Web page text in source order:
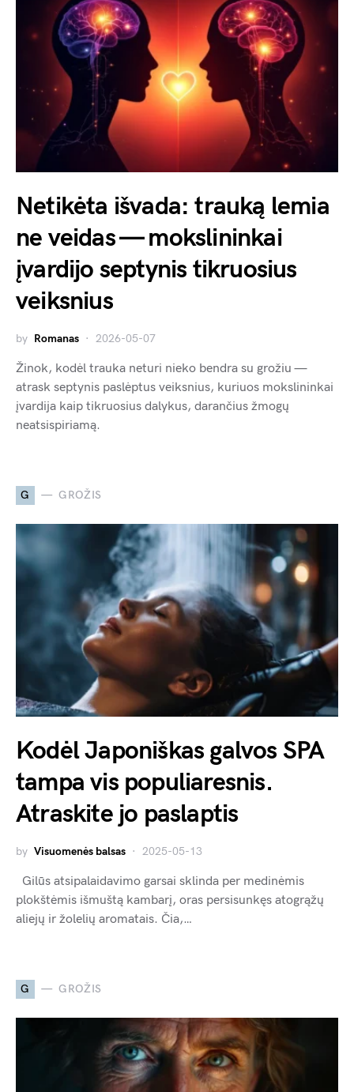
Netikėta išvada: trauką lemia
ne veidas — mokslininkai
įvardijo septynis tikruosius
veiksnius
by Romanas 2026-05-07
Žinok, kodėl trauka neturi nieko bendra su grožiu —
atrask septynis paslėptus veiksnius, kuriuos mokslininkai
įvardija kaip tikruosius dalykus, darančius žmogų
neatsispiriamą.
G GROŽIS
Kodėl Japoniškas galvos SPA
tampa vis populiaresnis.
Atraskite jo paslaptis
by Visuomenės balsas 2025-05-13
Gilūs atsipalaidavimo garsai sklinda per medinėmis
plokštėmis išmuštą kambarį, oras persisunkęs atogrąžų
aliejų ir žolelių aromatais. Čia,…
G GROŽIS